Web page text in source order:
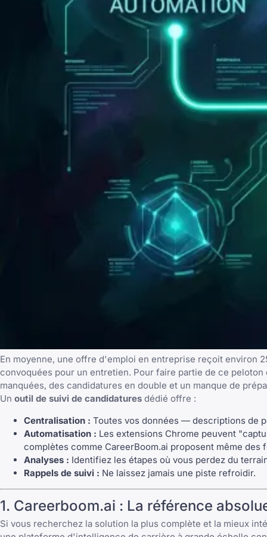
En moyenne, une offre d'emploi en entreprise reçoit environ
convoquées pour un entretien. Pour faire partie de ce
manquées, des candidatures en double et un manque de
Un outil de suivi de candidatures dédié offre :
Centralisation : Toutes vos données — descriptions de
Automatisation : Les extensions Chrome peuvent
complètes comme CareerBoom.ai proposent même des
Analyses : Identifiez les étapes où vous perdez du
Rappels de suivi : Ne laissez jamais une piste refroidir.
1. Careerboom.ai : La référence
Si vous recherchez la solution la plus complète et la mieux